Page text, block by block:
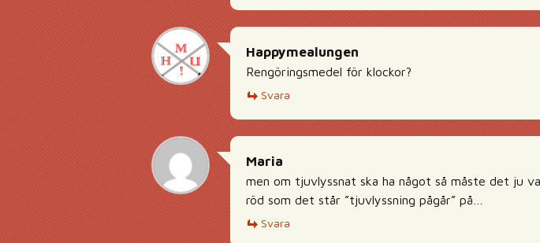
Happymealungen
Rengöringsmedel för klockor?
Svara
Maria
men om tjuvlyssnat ska ha något så måste det ju
röd som det står ”tjuvlyssning pågår” på…
Svara